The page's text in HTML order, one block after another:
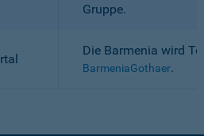
Gruppe.
Die Barmenia wird
BarmeniaGothaer.